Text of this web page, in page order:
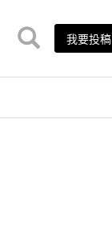
我要投稿